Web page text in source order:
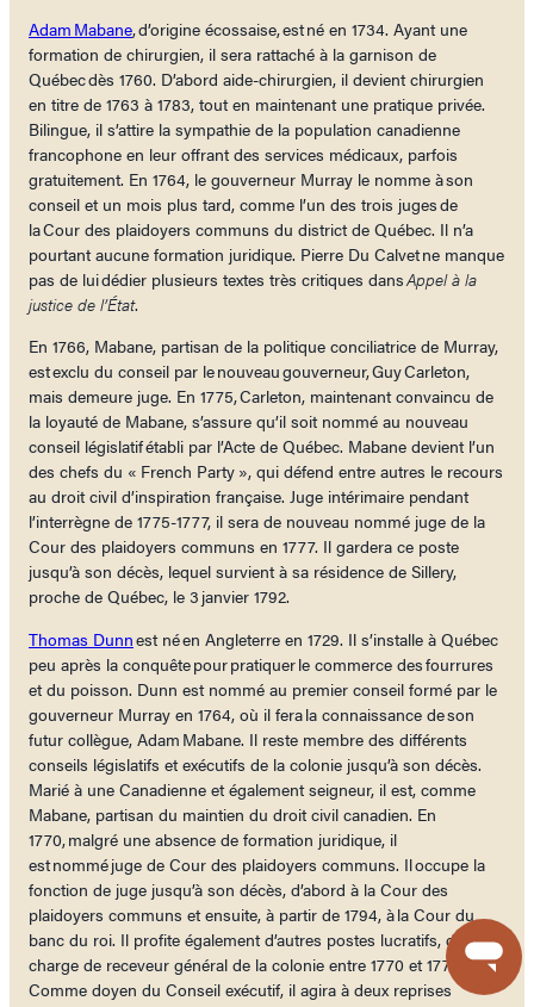
Adam Mabane, d’origine écossaise, est né en 1734. Ayant une
formation de chirurgien, il sera rattaché à la garnison de
Québec dès 1760. D’abord aide-chirurgien, il devient chirurgien
en titre de 1763 à 1783, tout en maintenant une pratique privée.
Bilingue, il s’attire la sympathie de la population canadienne
francophone en leur offrant des services médicaux, parfois
gratuitement. En 1764, le gouverneur Murray le nomme à son
conseil et un mois plus tard, comme l’un des trois juges de
la Cour des plaidoyers communs du district de Québec. Il n’a
pourtant aucune formation juridique. Pierre Du Calvet ne manque
pas de lui dédier plusieurs textes très critiques dansAppel à la
justice de l’État.
En 1766, Mabane, partisan de la politique conciliatrice de Murray,
est exclu du conseil par le nouveau gouverneur, Guy Carleton,
mais demeure juge. En 1775, Carleton, maintenant convaincu de
la loyauté de Mabane, s’assure qu’il soit nommé au nouveau
conseil législatif établi par l’Acte de Québec. Mabane devient l’un
des chefs du « French Party », qui défend entre autres le recours
au droit civil d’inspiration française. Juge intérimaire pendant
l’interrègne de 1775-1777, il sera de nouveau nommé juge de la
Cour des plaidoyers communs en 1777. Il gardera ce poste
jusqu’à son décès, lequel survient à sa résidence de Sillery,
proche de Québec, le 3 janvier 1792.
Thomas Dunnest né en Angleterre en 1729. Il s’installe à Québec
peu après la conquête pour pratiquer le commerce des fourrures
et du poisson. Dunn est nommé au premier conseil formé par le
gouverneur Murray en 1764, où il fera la connaissance de son
futur collègue, Adam Mabane. Il reste membre des différents
conseils législatifs et exécutifs de la colonie jusqu’à son décès.
Marié à une Canadienne et également seigneur, il est, comme
Mabane, partisan du maintien du droit civil canadien. En
1770, malgré une absence de formation juridique, il
est nommé juge de Cour des plaidoyers communs. Il occupe la
fonction de juge jusqu’à son décès, d’abord à la Cour des
plaidoyers communs et ensuite, à partir de 1794, à la Cour du
banc du roi. Il profite également d’autres postes lucratifs, dont la
charge de receveur général de la colonie entre 1770 et 1777.
Comme doyen du Conseil exécutif, il agira à deux reprises